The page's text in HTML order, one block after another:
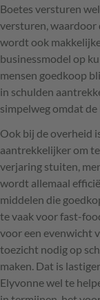
Boetes versturen
versturen, waardoor
wordt ook
businessmodel op
mensen goedkoop
in schulden
simpelweg omdat
Ook bij de overheid
aantrekkelijker om
verjaring stuiten,
wordt allemaal
middelen die
te vaak voor fast-
voor een evenwicht
toezicht nodig op
maken. Dat is
Elyvonne wel te